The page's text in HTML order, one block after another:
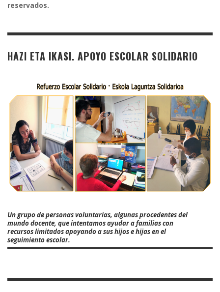
reservados.
HAZI ETA IKASI. APOYO ESCOLAR SOLIDARIO
Un grupo de personas voluntarias, algunas procedentes del
mundo docente, que intentamos ayudar a familias con
recursos limitados apoyando a sus hijos e hijas en el
seguimiento escolar.